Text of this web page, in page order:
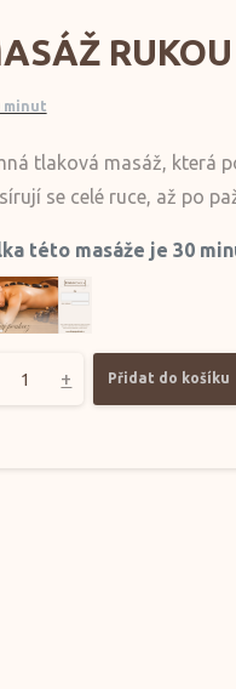
RUKOU
minut
tlaková masáž, která
se celé ruce, až po
této masáže je 30
+ Přidat do košíku